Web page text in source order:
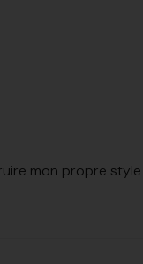
mon propre style